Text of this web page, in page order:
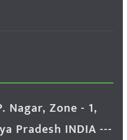
Nagar, Zone - 1,
Pradesh INDIA ---